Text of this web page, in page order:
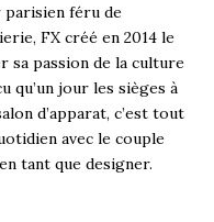
féru de
FX créé en 2014 le
sa passion de la culture
qu’un jour les sièges à
d’apparat, c’est tout
avec le couple
tant que designer.